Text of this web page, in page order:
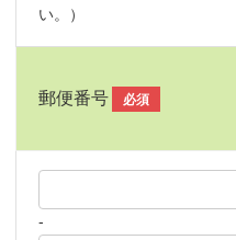
い。）
郵便番号 必須
-